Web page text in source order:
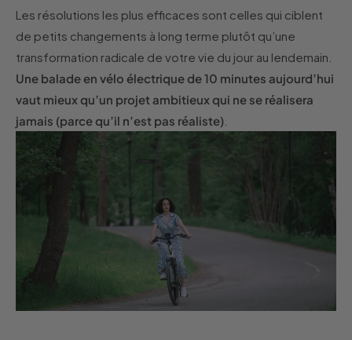
Les résolutions les plus efficaces sont celles qui ciblent
de petits changements à long terme plutôt qu’une
transformation radicale de votre vie du jour au lendemain.
Une balade en vélo électrique de 10 minutes aujourd’hui
vaut mieux qu’un projet ambitieux qui ne se réalisera
jamais (parce qu’il n’est pas réaliste)